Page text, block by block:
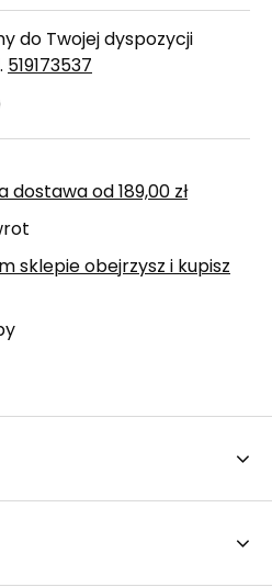
do Twojej dyspozycji
519173537
dostawa od 189,00 zł
sklepie obejrzysz i kupisz